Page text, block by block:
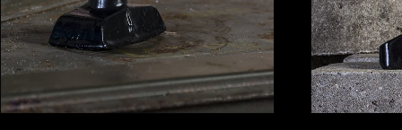
kan
gekozen
worden
op
de
productpagina